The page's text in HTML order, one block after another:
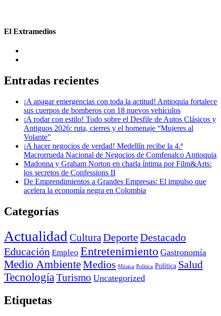
El Extramedios
Entradas recientes
¡A apagar emergencias con toda la actitud! Antioquia fortalece
sus cuerpos de bomberos con 18 nuevos vehículos
¡A rodar con estilo! Todo sobre el Desfile de Autos Clásicos y
Antiguos 2026: ruta, cierres y el homenaje “Mujeres al
Volante”
¡A hacer negocios de verdad! Medellín recibe la 4.ª
Macrorrueda Nacional de Negocios de Comfenalco Antioquia
Madonna y Graham Norton en charla íntima por Film&Arts:
los secretos de Confessions II
De Emprendimientos a Grandes Empresas: El impulso que
acelera la economía negra en Colombia
Categorías
Actualidad CulturaDeporte Destacado
Educación Empleo Entretenimiento Gastronomía
Medio AmbienteMedios Música Politica Política Salud
Tecnología Turismo Uncategorized
Etiquetas